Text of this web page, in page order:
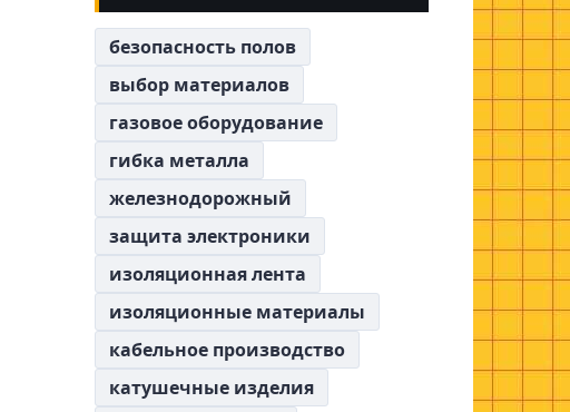
безопасность полов
выбор материалов
газовое оборудование
гибка металла
железнодорожный
защита электроники
изоляционная лента
изоляционные материалы
кабельное производство
катушечные изделия